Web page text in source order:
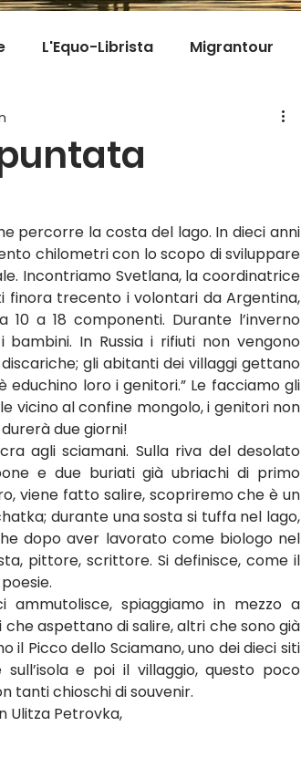
L'Equo-Librista Migrantour
Tarta
percorre la costa del lago. In dieci anni
chilometri con lo scopo di sviluppare
Incontriamo Svetlana, la coordinatrice
finora trecento i volontari da Argentina,
10 a 18 componenti. Durante l’inverno
In Russia i rifiuti non vengono
gli abitanti dei villaggi gettano
loro i genitori.” Le facciamo gli
vicino al confine mongolo, i genitori non
due giorni!
agli sciamani. Sulla riva del desolato
e due buriati già ubriachi di primo
viene fatto salire, scopriremo che è un
durante una sosta si tuffa nel lago,
dopo aver lavorato come biologo nel
pittore, scrittore. Si definisce, come il
ammutolisce, spiaggiamo in mezzo a
aspettano di salire, altri che sono già
il Picco dello Sciamano, uno dei dieci siti
e poi il villaggio, questo poco
tanti chioschi di souvenir.
Ulitza Petrovka,